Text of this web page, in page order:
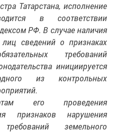
Татарстана, исполнение
в соответствии
РФ. В случае наличия
сведений о признаках
требований
инициируется
из контрольных
его проведения
признаков нарушения
земельного